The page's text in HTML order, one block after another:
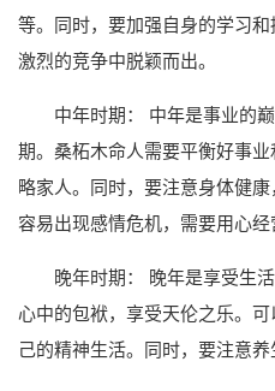
等。同时，要加强自身的学习
激烈的竞争中脱颖而出。
中年时期： 中年是事业的
期。桑柘木命人需要平衡好事
略家人。同时，要注意身体健
容易出现感情危机，需要用心经
晚年时期： 晚年是享受生
心中的包袱，享受天伦之乐。
己的精神生活。同时，要注意养